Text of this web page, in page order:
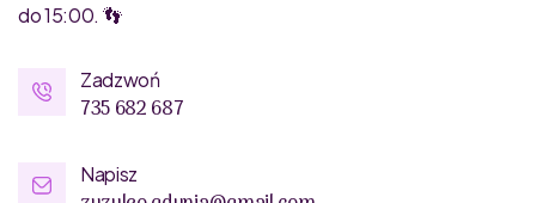
do 15:00. 👣
Zadzwoń
735 682 687
Napisz